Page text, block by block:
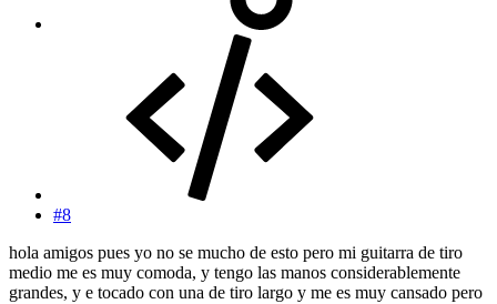
#8
hola amigos pues yo no se mucho de esto pero mi guitarra de tiro
medio me es muy comoda, y tengo las manos considerablemente
grandes, y e tocado con una de tiro largo y me es muy cansado pero